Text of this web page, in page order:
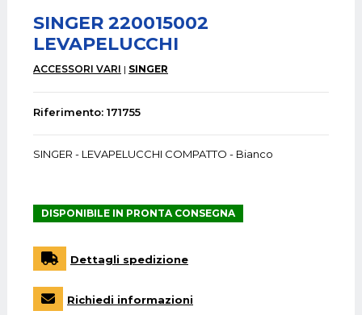
SINGER 220015002
LEVAPELUCCHI
ACCESSORI VARI SINGER
Riferimento: 171755
SINGER - LEVAPELUCCHI COMPATTO - Bianco
DISPONIBILE IN PRONTA CONSEGNA
Dettagli spedizione
Richiedi informazioni